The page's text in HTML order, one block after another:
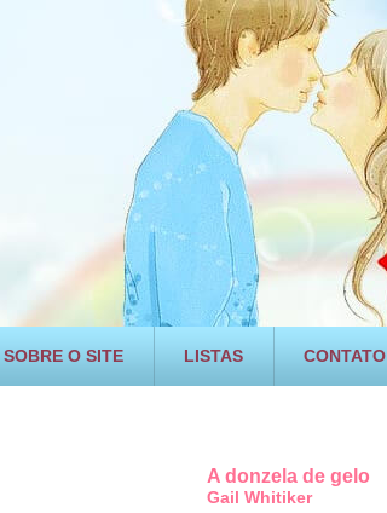
SOBRE O SITE LISTAS CONTATO
A donzela de gelo
Gail Whitiker